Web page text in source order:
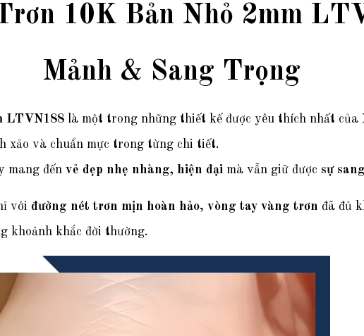
10K Bản Nhỏ 2mm
Mảnh & Sang Trọng
LTVN188 là một trong những thiết kế được yêu thích nhất của
xảo và chuẩn mực trong từng chi tiết.
mang đến vẻ đẹp nhẹ nhàng, hiện đại mà vẫn giữ được sự
với đường nét trơn mịn hoàn hảo, vòng tay vàng trơn đã đủ
khoảnh khắc đời thường.